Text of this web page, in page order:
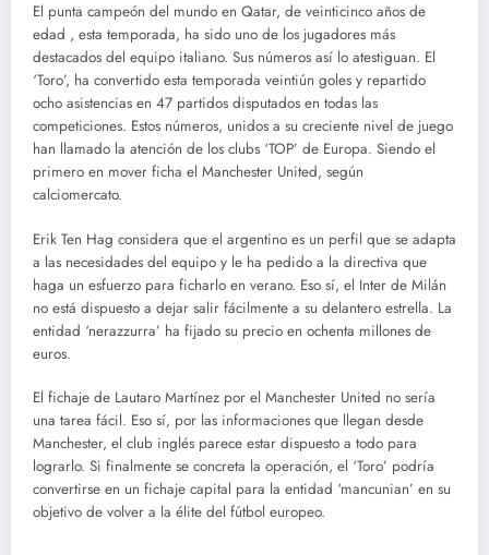
El punta campeón del mundo en Qatar, de veinticinco años de
edad , esta temporada, ha sido uno de los jugadores más
destacados del equipo italiano. Sus números así lo atestiguan. El
‘Toro’, ha convertido esta temporada veintiún goles y repartido
ocho asistencias en 47 partidos disputados en todas las
competiciones. Estos números, unidos a su creciente nivel de juego
han llamado la atención de los clubs ‘TOP’ de Europa. Siendo el
primero en mover ficha el Manchester United, según
calciomercato.
Erik Ten Hag considera que el argentino es un perfil que se adapta
a las necesidades del equipo y le ha pedido a la directiva que
haga un esfuerzo para ficharlo en verano. Eso sí, el Inter de Milán
no está dispuesto a dejar salir fácilmente a su delantero estrella. La
entidad ‘nerazzurra’ ha fijado su precio en ochenta millones de
euros.
El fichaje de Lautaro Martínez por el Manchester United no sería
una tarea fácil. Eso sí, por las informaciones que llegan desde
Manchester, el club inglés parece estar dispuesto a todo para
lograrlo. Si finalmente se concreta la operación, el ‘Toro’ podría
convertirse en un fichaje capital para la entidad ‘mancunian’ en su
objetivo de volver a la élite del fútbol europeo.